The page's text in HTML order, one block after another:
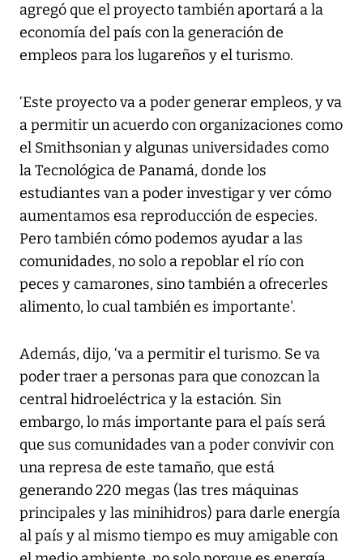
agregó que el proyecto también aportará a la
economía del país con la generación de
empleos para los lugareños y el turismo.
‘Este proyecto va a poder generar empleos, y va
a permitir un acuerdo con organizaciones como
el Smithsonian y algunas universidades como
la Tecnológica de Panamá, donde los
estudiantes van a poder investigar y ver cómo
aumentamos esa reproducción de especies.
Pero también cómo podemos ayudar a las
comunidades, no solo a repoblar el río con
peces y camarones, sino también a ofrecerles
alimento, lo cual también es importante'.
Además, dijo, ‘va a permitir el turismo. Se va
poder traer a personas para que conozcan la
central hidroeléctrica y la estación. Sin
embargo, lo más importante para el país será
que sus comunidades van a poder convivir con
una represa de este tamaño, que está
generando 220 megas (las tres máquinas
principales y las minihidros) para darle energía
al país y al mismo tiempo es muy amigable con